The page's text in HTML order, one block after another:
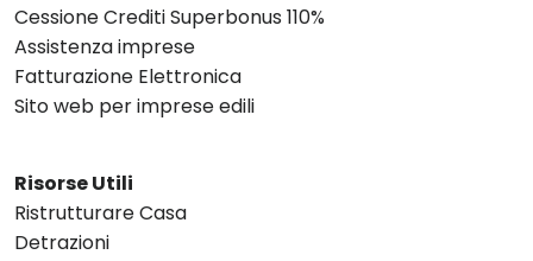
Cessione Crediti Superbonus 110%
Assistenza imprese
Fatturazione Elettronica
Sito web per imprese edili
Risorse Utili
Ristrutturare Casa
Detrazioni